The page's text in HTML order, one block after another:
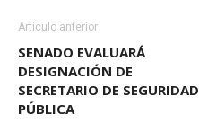
Artículo anterior
SENADO EVALUARÁ
DESIGNACIÓN DE
SECRETARIO DE SEGURIDAD
PÚBLICA